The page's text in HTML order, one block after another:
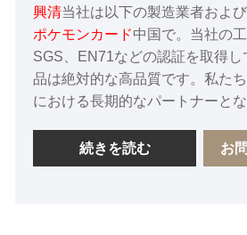
興清当社は以下の製造業者およ
ポケモンカード中国で。当社の
SGS、EN71などの認証を取得し
品は絶対的な高品質です。私た
における長期的なパートナーと
続きを読む
お